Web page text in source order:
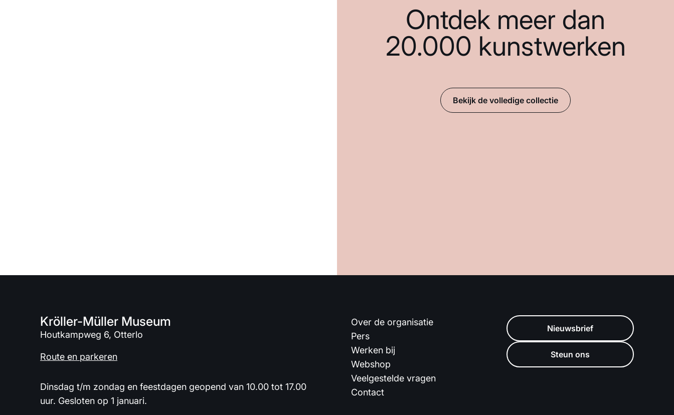
Ontdek meer dan
20.000 kunstwerken
Bekijk de volledige collectie
Kröller-Müller Museum
Houtkampweg 6, Otterlo
Route en parkeren
Dinsdag t/m zondag en feestdagen geopend van 10.00 tot 17.00
uur. Gesloten op 1 januari.
Over de organisatie
Pers
Werken bij
Webshop
Veelgestelde vragen
Contact
Nieuwsbrief
Steun ons